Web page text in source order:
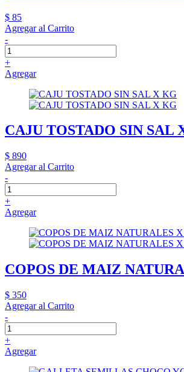
$ 85
Agregar al Carrito
-
+
Agregar
CAJU TOSTADO SIN SAL
$ 890
Agregar al Carrito
-
+
Agregar
COPOS DE MAIZ
$ 350
Agregar al Carrito
-
+
Agregar